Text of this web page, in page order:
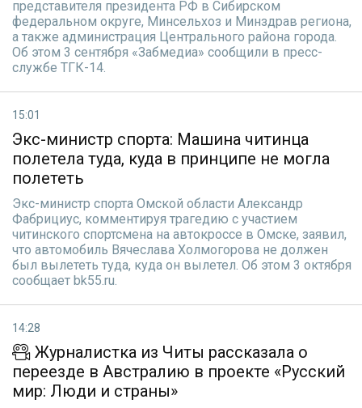
представителя президента РФ в Сибирском
федеральном округе, Минсельхоз и Минздрав региона,
а также администрация Центрального района города.
Об этом 3 сентября «Забмедиа» сообщили в пресс-
службе ТГК-14.
15:01
Экс-министр спорта: Машина читинца
полетела туда, куда в принципе не могла
полететь
Экс-министр спорта Омской области Александр
Фабрициус, комментируя трагедию с участием
читинского спортсмена на автокроссе в Омске, заявил,
что автомобиль Вячеслава Холмогорова не должен
был вылететь туда, куда он вылетел. Об этом 3 октября
сообщает bk55.ru.
14:28
Журналистка из Читы рассказала о
переезде в Австралию в проекте «Русский
мир: Люди и страны»